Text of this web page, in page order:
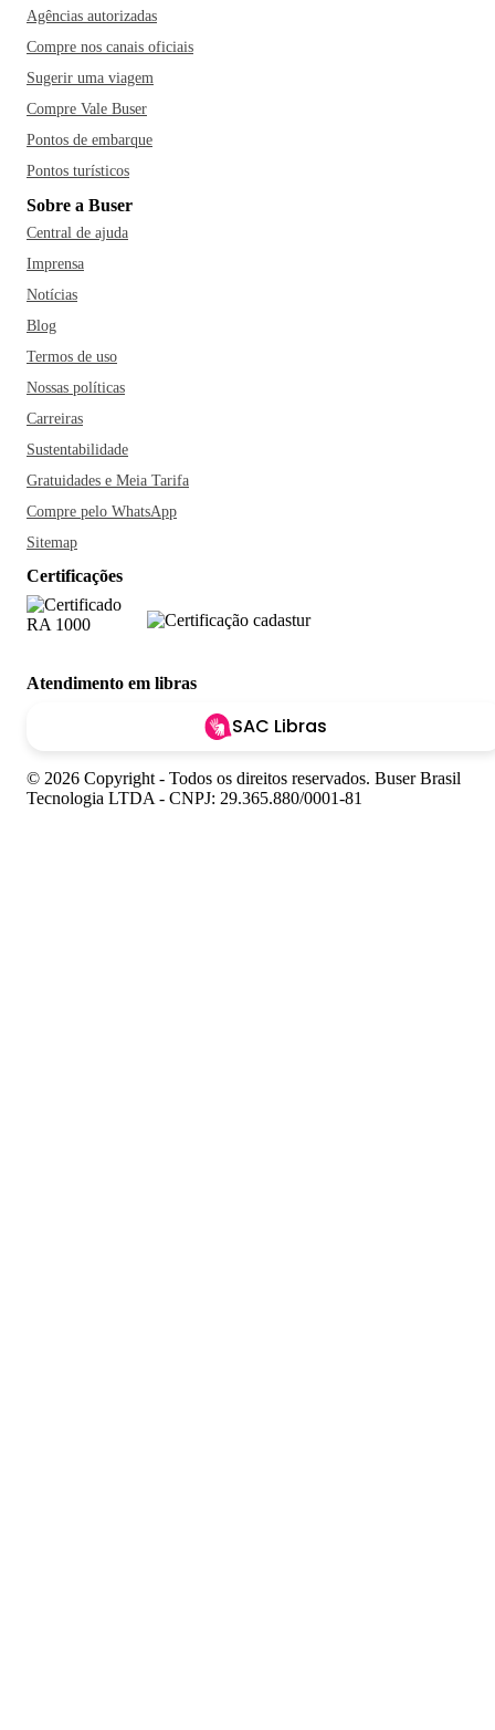
Agências autorizadas
Compre nos canais oficiais
Sugerir uma viagem
Compre Vale Buser
Pontos de embarque
Pontos turísticos
Sobre a Buser
Central de ajuda
Imprensa
Notícias
Blog
Termos de uso
Nossas políticas
Carreiras
Sustentabilidade
Gratuidades e Meia Tarifa
Compre pelo WhatsApp
Sitemap
Certificações
Atendimento em libras
SAC Libras
© 2026 Copyright - Todos os direitos reservados. Buser Brasil
Tecnologia LTDA - CNPJ: 29.365.880/0001-81